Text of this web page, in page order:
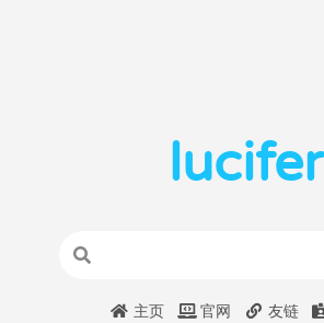
lucifer
主页 官网 友链